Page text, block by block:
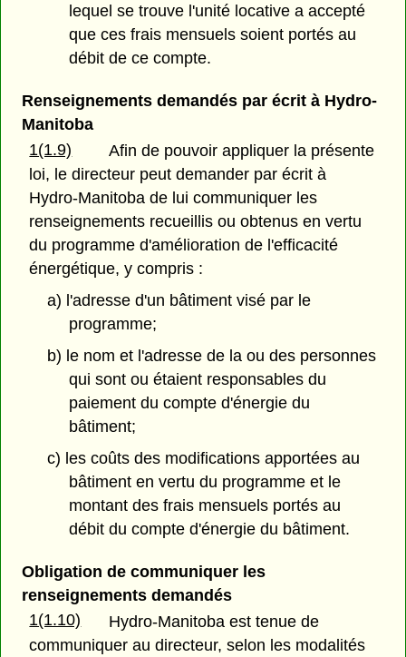
lequel se trouve l'unité locative a accepté
que ces frais mensuels soient portés au
débit de ce compte.
Renseignements demandés par écrit à Hydro-
Manitoba
1(1.9)
Afin de pouvoir appliquer la présente
loi, le directeur peut demander par écrit à
Hydro-Manitoba de lui communiquer les
renseignements recueillis ou obtenus en vertu
du programme d'amélioration de l'efficacité
énergétique, y compris :
a) l'adresse d'un bâtiment visé par le
programme;
b) le nom et l'adresse de la ou des personnes
qui sont ou étaient responsables du
paiement du compte d'énergie du
bâtiment;
c) les coûts des modifications apportées au
bâtiment en vertu du programme et le
montant des frais mensuels portés au
débit du compte d'énergie du bâtiment.
Obligation de communiquer les
renseignements demandés
1(1.10)
Hydro-Manitoba est tenue de
communiquer au directeur, selon les modalités